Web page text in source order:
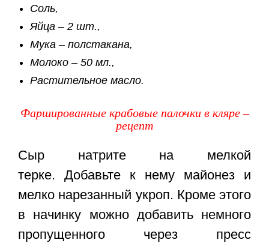
Соль,
Яйца – 2 шт.,
Мука – полстакана,
Молоко – 50 мл.,
Растительное масло.
Фаршированные крабовые палочки в кляре –
рецепт
Сыр натрите на мелкой
терке. Добавьте к нему майонез и
мелко нарезанный укроп. Кроме этого
в начинку можно добавить немного
пропущенного через пресс